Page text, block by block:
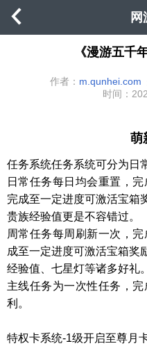
网
《漫游五千
作者： m.qunhei.com
时间：
萌
任务系统任务系统可分为日
日常任务每日均会重置，
完成至一定进度可激活宝箱
贵族经验值更是不容错过。
周常任务每周刷新一次，
成至一定进度可激活宝箱奖
经验值、 七星灯等诸多好礼。
主线任务为一次性任务，
利。
特权卡系统-1级开启至尊月